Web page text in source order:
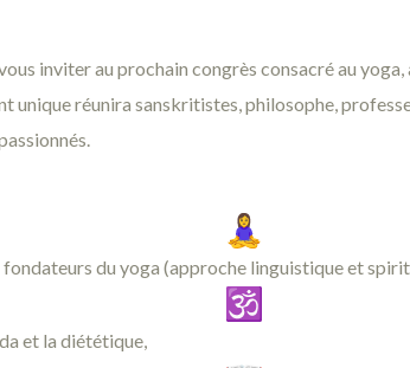
inviter au prochain congrès consacré au yoga,
unique réunira sanskritistes, philosophe,
du yoga (approche linguistique et
et la diététique,